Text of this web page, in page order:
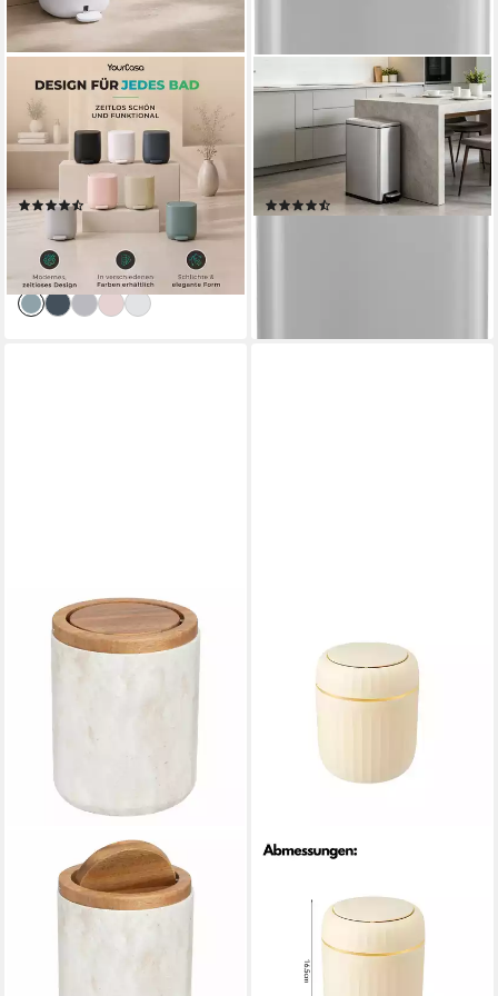
YOURCASA
Mülleimer YourCasa
Mülleimer Bad [5L] Elegantes
Design Badezimmer
Kosmetikeimer, ABS
Kunsstoff (23)
-14%
lieferbar - in 2-3 Werktagen bei dir
OTTO HOME
Mülleimer Joonah, Soft Close,
schmal und kompakt, Nischen-
Mülleimer, Treteimer,
Kosmetikeimer mit Deckel
(14)